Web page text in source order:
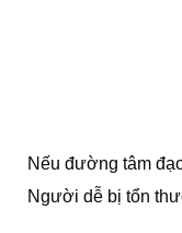
Nếu đường tâm
Người dễ bị tổn